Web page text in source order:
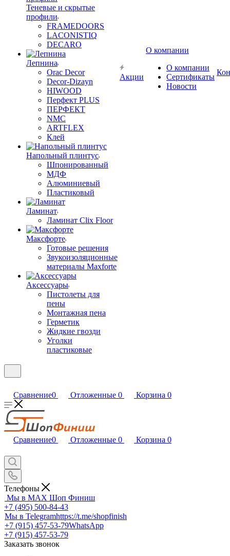
Теневые и скрытые
профили
FRAMEDOORS
LACONISTIQ
DECARO
Лепнина
Orac Decor
Decor-Dizayn
HIWOOD
Перфект PLUS
ПЕРФЕКТ
NMC
ARTFLEX
Клей
Напольный плинтус
Шпонированный
МДФ
Алюминиевый
Пластиковый
Ламинат
Ламинат Clix Floor
Максфорте
Готовые решения
Звукоизоляционные
материалы Maxforte
Аксессуары
Пистолеты для
пены
Монтажная пена
Герметик
Жидкие гвозди
Уголки
пластиковые
Акции
О компании
О компании
Сертификаты
Новости
Сравнение0 Отложенные 0 Корзина 0
Сравнение0 Отложенные 0 Корзина 0
Телефоны
Мы в MAX Шоп Финиш
+7 (495) 500-84-43
Мы в Telegramhttps://t.me/shopfinish
+7 (915) 457-53-79WhatsApp
+7 (915) 457-53-79
Заказать звонок